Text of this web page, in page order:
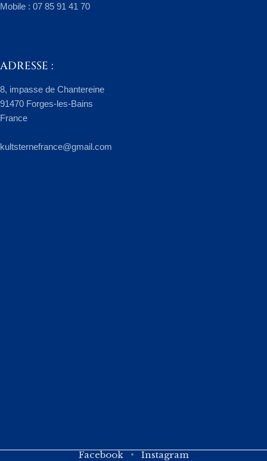
Mobile : 07 85 91 41 70
ADRESSE :
8, impasse de Chantereine
91470 Forges-les-Bains
France
kultsternefrance@gmail.com
Facebook Instagram